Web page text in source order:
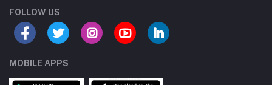
FOLLOW US
MOBILE APPS